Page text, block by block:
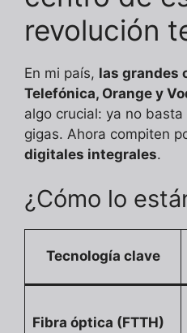
revolución
En mi país, las grandes
Telefónica, Orange y
algo crucial: ya no
gigas. Ahora compiten
digitales integrales.
¿Cómo lo
Tecnología clave
Fibra óptica (FTTH)